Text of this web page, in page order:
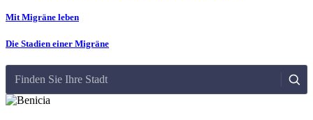
Mit Migräne leben
Die Stadien einer Migräne
Finden Sie Ihre Stadt